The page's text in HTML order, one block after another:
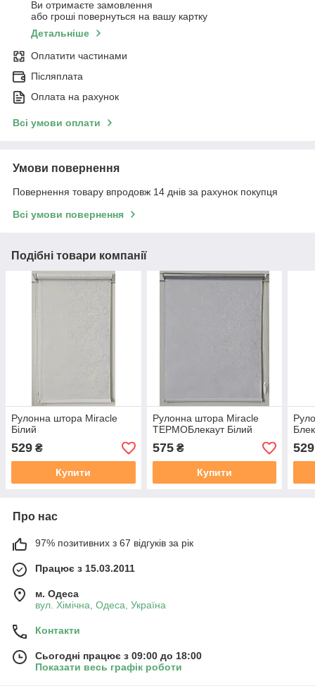
Ви отримаєте замовлення
або гроші повернуться на вашу картку
Детальніше
Оплатити частинами
Післяплата
Оплата на рахунок
Всі умови оплати
Умови повернення
Повернення товару впродовж 14 днів за рахунок покупця
Всі умови повернення
Подібні товари компанії
Рулонна штора Miracle
Білий
529 ₴
Купити
Рулонна штора Miracle
ТЕРМОБлекаут Білий
575₴
Купити
529
Про нас
97% позитивних з 67 відгуків за рік
Працює з 15.03.2011
м. Одеса
вул. Хiмiчна, Одеса, Україна
Контакти
Сьогодні працює з 09:00 до 18:00
Показати весь графік роботи